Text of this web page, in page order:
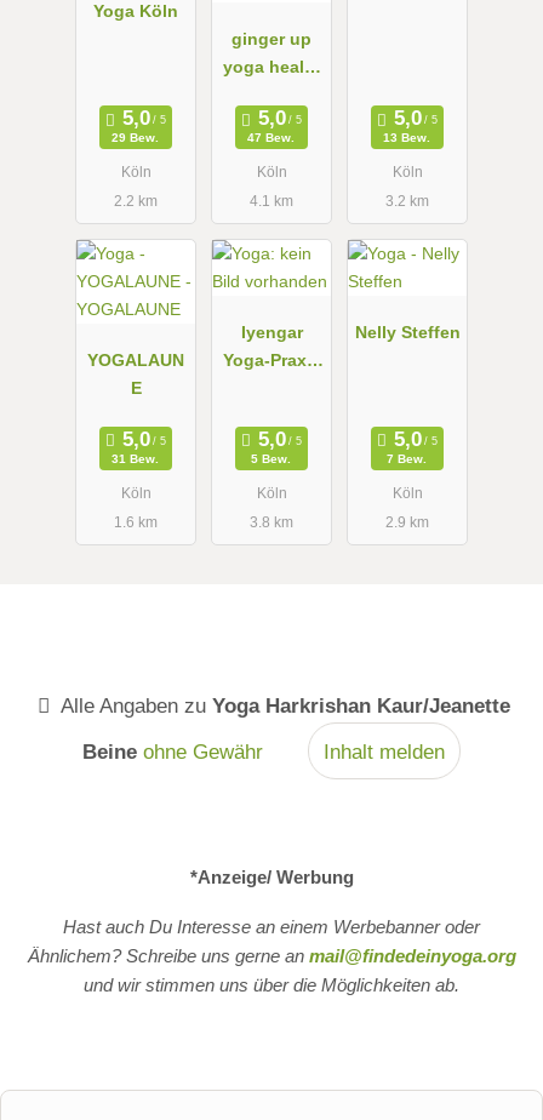
Yoga Köln
29 Bew.
Köln
2.2 km
ginger up
yoga health
47 Bew.
Köln
4.1 km
13 Bew.
Köln
3.2 km
YOGALAUN
E
31 Bew.
Köln
1.6 km
Iyengar
Yoga-Praxis
5 Bew.
Köln
3.8 km
Nelly Steffen
7 Bew.
Köln
2.9 km
Alle Angaben zu Yoga Harkrishan Kaur/Jeanette
Beine ohne Gewähr Inhalt melden
*Anzeige/ Werbung
Hast auch Du Interesse an einem Werbebanner oder
Ähnlichem? Schreibe uns gerne an mail@findedeinyoga.org
und wir stimmen uns über die Möglichkeiten ab.